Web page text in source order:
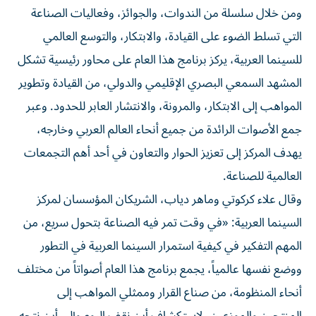
ومن خلال سلسلة من الندوات، والجوائز، وفعاليات الصناعة
التي تسلط الضوء على القيادة، والابتكار، والتوسع العالمي
للسينما العربية، يركز برنامج هذا العام على محاور رئيسية تشكل
المشهد السمعي البصري الإقليمي والدولي، من القيادة وتطوير
المواهب إلى الابتكار، والمرونة، والانتشار العابر للحدود. وعبر
جمع الأصوات الرائدة من جميع أنحاء العالم العربي وخارجه،
يهدف المركز إلى تعزيز الحوار والتعاون في أحد أهم التجمعات
العالمية للصناعة.
وقال علاء كركوتي وماهر دياب، الشريكان المؤسسان لمركز
السينما العربية: «في وقت تمر فيه الصناعة بتحول سريع، من
المهم التفكير في كيفية استمرار السينما العربية في التطور
ووضع نفسها عالمياً، يجمع برنامج هذا العام أصواتاً من مختلف
أنحاء المنظومة، من صناع القرار وممثلي المواهب إلى